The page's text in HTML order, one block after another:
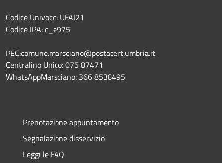
Codice Univoco: UFAI21
Codice IPA: c_e975
PEC:comune.marsciano@postacert.umbria.it
Centralino Unico: 075 87471
WhatsAppMarsciano: 366 8538495
Prenotazione appuntamento
Segnalazione disservizio
Leggi le FAQ